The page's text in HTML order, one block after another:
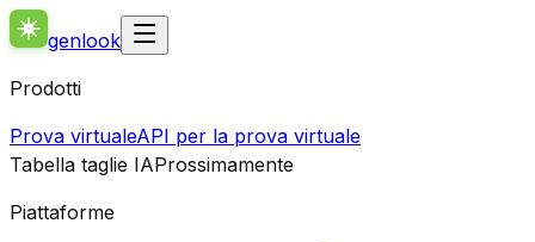
genlook
Prodotti
Prova virtualeAPI per la prova virtuale
Tabella taglie IAProssimamente
Piattaforme